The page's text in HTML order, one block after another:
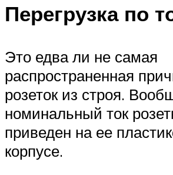
Перегрузка по
Это едва ли не самая
распространенная
розеток из строя.
номинальный ток
приведен на ее
корпусе.